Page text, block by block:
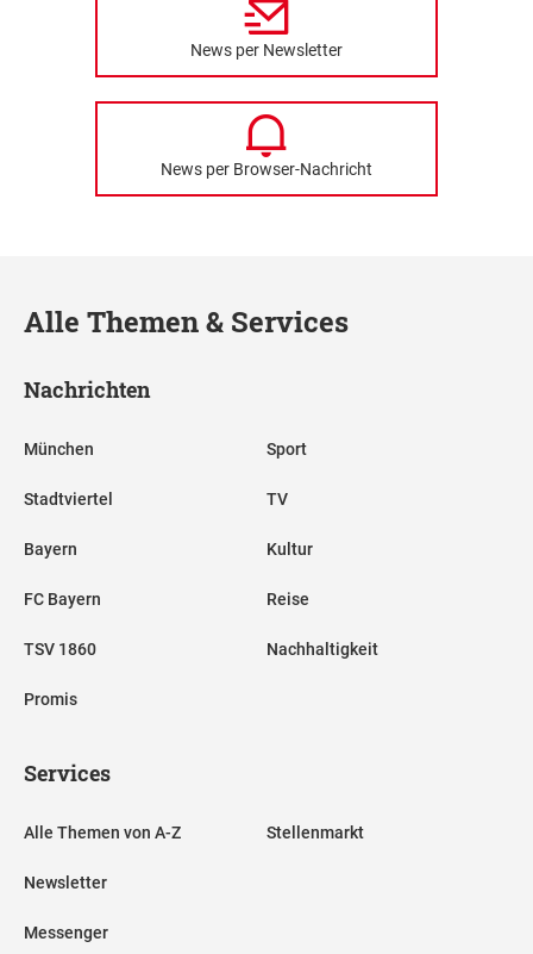
News per Newsletter
News per Browser-Nachricht
Alle Themen & Services
Nachrichten
München
Stadtviertel
Bayern
FC Bayern
TSV 1860
Promis
Sport
TV
Kultur
Reise
Nachhaltigkeit
Services
Alle Themen von A-Z
Newsletter
Messenger
Stellenmarkt